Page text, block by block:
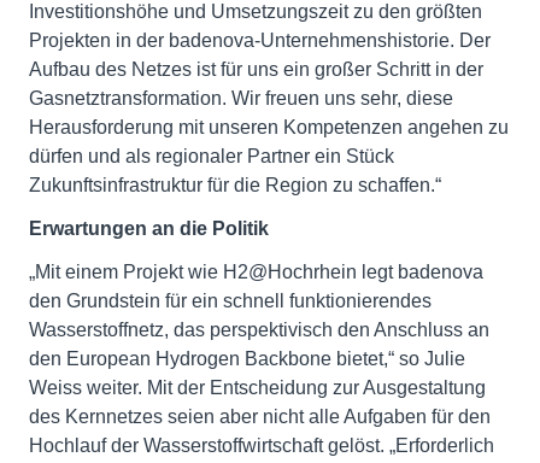
Investitionshöhe und Umsetzungszeit zu den größten
Projekten in der badenova-Unternehmenshistorie. Der
Aufbau des Netzes ist für uns ein großer Schritt in der
Gasnetztransformation. Wir freuen uns sehr, diese
Herausforderung mit unseren Kompetenzen angehen zu
dürfen und als regionaler Partner ein Stück
Zukunftsinfrastruktur für die Region zu schaffen.“
Erwartungen an die Politik
„Mit einem Projekt wie H2@Hochrhein legt badenova
den Grundstein für ein schnell funktionierendes
Wasserstoffnetz, das perspektivisch den Anschluss an
den European Hydrogen Backbone bietet,“ so Julie
Weiss weiter. Mit der Entscheidung zur Ausgestaltung
des Kernnetzes seien aber nicht alle Aufgaben für den
Hochlauf der Wasserstoffwirtschaft gelöst. „Erforderlich